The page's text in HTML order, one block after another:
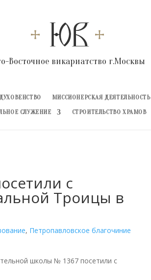
Восточное викариатство г.Москвы
МИССИОНЕРСКАЯ ДЕЯТЕЛЬНОСТЬ
СЛУЖЕНИЕ
СТРОИТЕЛЬСТВО ХРАМОВ
с
Троицы в
, Петропавловское благочиние
школы № 1367 посетили с